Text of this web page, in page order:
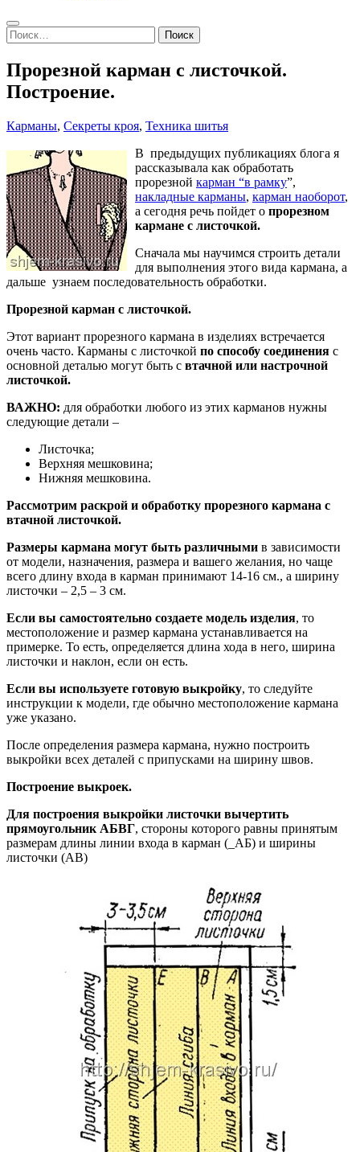
Search
Найти:
Прорезной карман с листочкой.
Построение.
Карманы, Секреты кроя, Техника шитья
В предыдущих публикациях блога я
рассказывала как обработать
прорезной карман “в рамку”,
накладные карманы, карман наоборот,
а сегодня речь пойдет о прорезном
кармане с листочкой.
Сначала мы научимся строить детали
для выполнения этого вида кармана, а
дальше узнаем последовательность обработки.
Прорезной карман с листочкой.
Этот вариант прорезного кармана в изделиях встречается
очень часто. Карманы с листочкой по способу соединения с
основной деталью могут быть с втачной или настрочной
листочкой.
ВАЖНО: для обработки любого из этих карманов нужны
следующие детали –
Листочка;
Верхняя мешковина;
Нижняя мешковина.
Рассмотрим раскрой и обработку прорезного кармана с
втачной листочкой.
Размеры кармана могут быть различными в зависимости
от модели, назначения, размера и вашего желания, но чаще
всего длину входа в карман принимают 14-16 см., а ширину
листочки – 2,5 – 3 см.
Если вы самостоятельно создаете модель изделия, то
местоположение и размер кармана устанавливается на
примерке. То есть, определяется длина хода в него, ширина
листочки и наклон, если он есть.
Если вы используете готовую выкройку, то следуйте
инструкции к модели, где обычно местоположение кармана
уже указано.
После определения размера кармана, нужно построить
выкройки всех деталей с припусками на ширину швов.
Построение выкроек.
Для построения выкройки листочки вычертить
прямоугольник АБВГ, стороны которого равны принятым
размерам длины линии входа в карман (_АБ) и ширины
листочки (АВ)